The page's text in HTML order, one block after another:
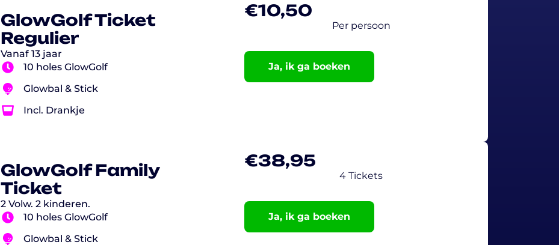
GlowGolf Ticket
Regulier
Vanaf 13 jaar
10 holes GlowGolf
Glowbal & Stick
Incl. Drankje
€10,50
Per persoon
Ja, ik ga boeken
GlowGolf Family
Ticket
2 Volw. 2 kinderen.
10 holes GlowGolf
Glowbal & Stick
€38,95
4 Tickets
Ja, ik ga boeken